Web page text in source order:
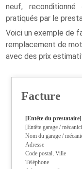
neuf,
pratiqués par le
Voici un exemple de
remplacement de
avec des prix
Facture
[Entête du prestataire]
[Entête garage /
Nom du garage /
Adresse
Code postal, Ville
Téléphone